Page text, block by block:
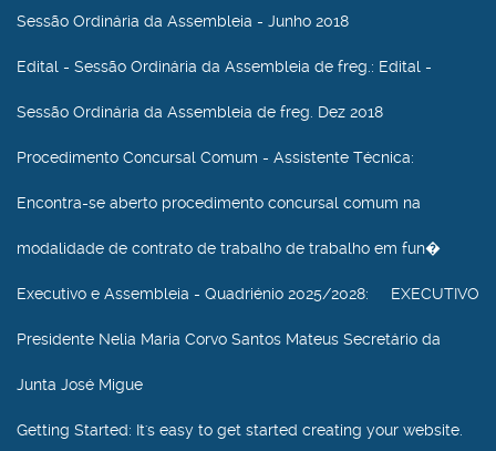
Sessão Ordinária da Assembleia - Junho 2018
Edital - Sessão Ordinária da Assembleia de freg. : Edital -
Sessão Ordinária da Assembleia de freg. Dez 2018
Procedimento Concursal Comum - Assistente Técnica:
Encontra-se aberto procedimento concursal comum na
modalidade de contrato de trabalho de trabalho em fun�
Executivo e Assembleia - Quadriénio 2025/2028: EXECUTIVO
Presidente Nelia Maria Corvo Santos Mateus Secretário da
Junta José Migue
Getting Started: It's easy to get started creating your website.